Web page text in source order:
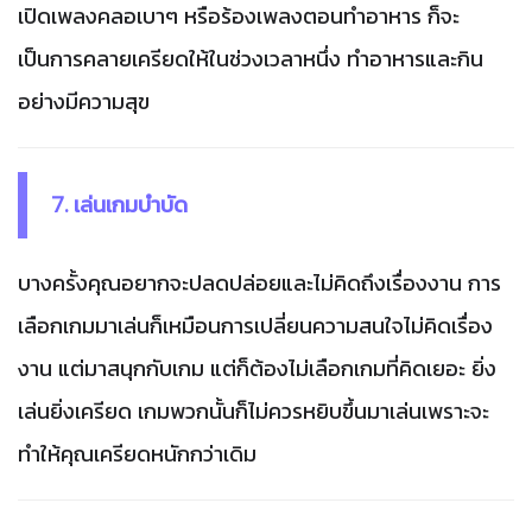
เปิดเพลงคลอเบาๆ หรือร้องเพลงตอนทำอาหาร ก็จะ
เป็นการคลายเครียดให้ในช่วงเวลาหนึ่ง ทำอาหารและกิน
อย่างมีความสุข
7. เล่นเกมบำบัด
บางครั้งคุณอยากจะปลดปล่อยและไม่คิดถึงเรื่องงาน การ
เลือกเกมมาเล่นก็เหมือนการเปลี่ยนความสนใจไม่คิดเรื่อง
งาน แต่มาสนุกกับเกม แต่ก็ต้องไม่เลือกเกมที่คิดเยอะ ยิ่ง
เล่นยิ่งเครียด เกมพวกนั้นก็ไม่ควรหยิบขึ้นมาเล่นเพราะจะ
ทำให้คุณเครียดหนักกว่าเดิม